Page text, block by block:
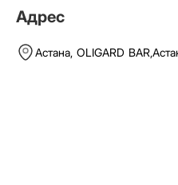
Адрес
Астана, OLIGARD BAR,